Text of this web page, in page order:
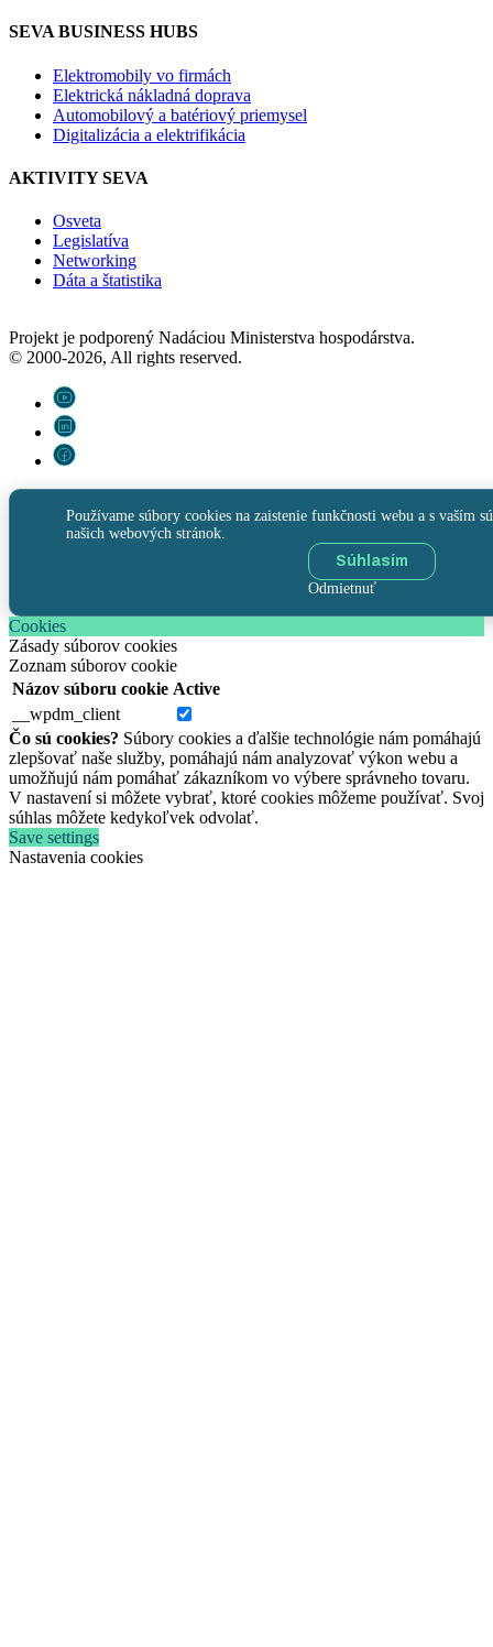
SEVA BUSINESS HUBS
Elektromobily vo firmách
Elektrická nákladná doprava
Automobilový a batériový priemysel
Digitalizácia a elektrifikácia
AKTIVITY SEVA
Osveta
Legislatíva
Networking
Dáta a štatistika
Projekt je podporený Nadáciou Ministerstva hospodárstva.
© 2000-2026, All rights reserved.
Používame súbory cookies na zaistenie funkčnosti webu a s vaším
našich webových stránok.
Súhlasím
Odmietnuť
Cookies
Zásady súborov cookies
Zoznam súborov cookie
Názov súboru cookie Active
__wpdm_client
Čo sú cookies? Súbory cookies a ďalšie technológie nám pomáhajú
zlepšovať naše služby, pomáhajú nám analyzovať výkon webu a
umožňujú nám pomáhať zákazníkom vo výbere správneho tovaru.
V nastavení si môžete vybrať, ktoré cookies môžeme používať. Svoj
súhlas môžete kedykoľvek odvolať.
Save settings
Nastavenia cookies